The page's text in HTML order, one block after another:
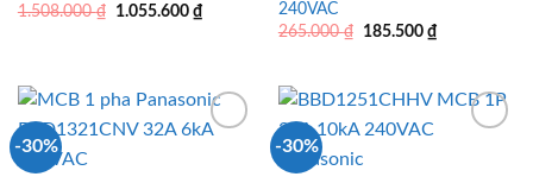
1.508.000₫
Giá
1.055.600 ₫Giá
hiện
240VAC
265.000₫
Giá
185.500 ₫Giá
hiện
185.500 ₫.
-30% -30%